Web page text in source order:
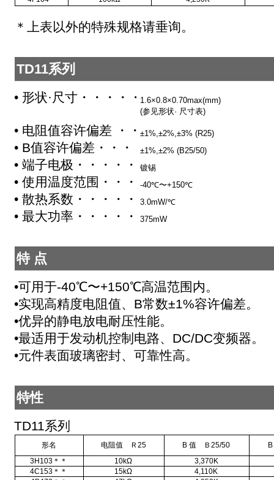
＊上表以外的特殊规格请垂询。
TD11系列
• 形状·尺寸・・・・・・・・・・・・・・・
1.6×0.8×0.70max(mm)
(参见形状· 尺寸表)
• 电阻值容许偏差 ・・・・・・・・・
±1%,±2%,±3% (R25)
• B值容许偏差・・・・・・・・・・・・
±1%,±2% (B25/50)
• 端子电极・・・・・・・・・・・・・・・
镀锡
• 使用温度范围・・・・・・・・・・・
-40℃〜+150℃
• 散热系数・・・・・・・・・・・・・・・
3.0mW/℃
• 最大功率・・・・・・・・・・・・・・・
375mW
特 点
•可用于-40℃〜+150℃高温范围内。
•实现高精度电阻值、B常数±1%容许偏差。
•优异的静电放电耐压性能。
•最适用于发动机控制电路、DC/DC变频器。
•元件表面玻璃密封、可靠性高。
特性
TD11系列
形名 电阻值 Ｒ25 B 值 Ｂ25/50
3H103＊＊
10kΩ
3,370K
4C153＊＊
15kΩ
4,110K